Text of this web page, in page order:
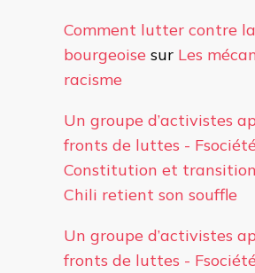
Comment lutter contre
bourgeoise sur Les
racisme
Un groupe d’activistes
fronts de luttes -
Constitution et
Chili retient son souffle
Un groupe d’activistes
fronts de luttes -